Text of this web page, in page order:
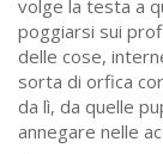
volge la testa a
poggiarsi sui
delle cose,
sorta di orfica
da lì, da quelle
annegare nelle